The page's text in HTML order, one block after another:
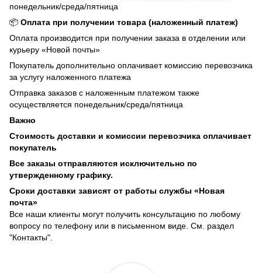
понедельник/среда/пятница
📦 Оплата при получении товара (наложенный платеж)
Оплата производится при получении заказа в отделении или
курьеру «Новой почты»
Покупатель дополнительно оплачивает комиссию перевозчика
за услугу наложенного платежа
Отправка заказов с наложенным платежом также
осуществляется понедельник/среда/пятница
Важно
Стоимость доставки и комиссии перевозчика оплачивает
покупатель
Все заказы отправляются исключительно по
утвержденному графику.
Сроки доставки зависят от работы службы «Новая
почта»
Все наши клиенты могут получить консультацию по любому
вопросу по телефону или в письменном виде. См. раздел
"Контакты".